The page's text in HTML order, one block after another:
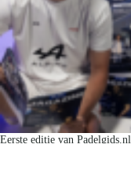
Eerste editie van